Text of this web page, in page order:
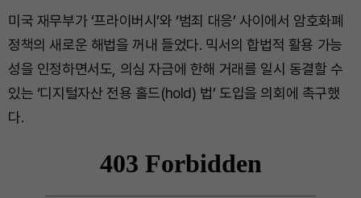
미국 재무부가 ‘프라이버시’와 ‘범죄 대응’ 사이에서 암호화폐
정책의 새로운 해법을 꺼내 들었다. 믹서의 합법적 활용 가능
성을 인정하면서도, 의심 자금에 한해 거래를 일시 동결할 수
있는 ‘디지털자산 전용 홀드(hold) 법’ 도입을 의회에 촉구했
다.